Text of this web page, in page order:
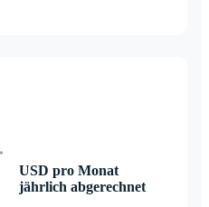
USD pro Monat
jährlich abgerechnet